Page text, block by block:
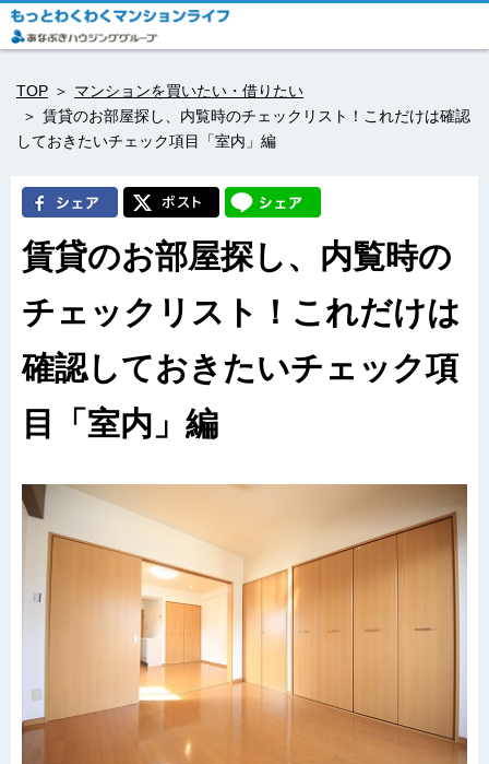
TOP
マンションを買いたい・借りたい
賃貸のお部屋探し、内覧時のチェックリスト！これだけは確認
しておきたいチェック項目「室内」編
賃貸のお部屋探し、内覧時の
チェックリスト！これだけは
確認しておきたいチェック項
目「室内」編